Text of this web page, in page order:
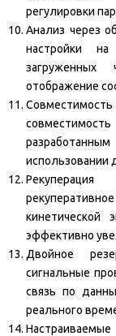
регулировки
Анализ через
настройки
загруженных
отображение
использовании
Рекуперация
кинетической
эффективно
Двойное
сигнальные
связь по
реального